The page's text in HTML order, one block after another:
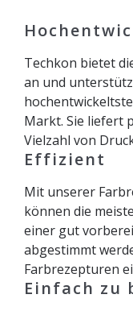
Techkon bietet
an und
Markt. Sie liefert
Vielzahl von
Effizient
Mit unserer
können die
einer gut
abgestimmt
Farbrezepturen
Einfach zu